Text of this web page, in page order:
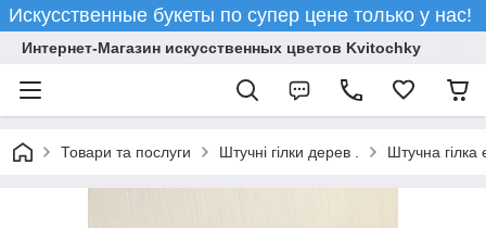
Искусственные букеты по супер цене только у нас!
Интернет-Магазин искусственных цветов Kvitochky
Товари та послуги Штучні гілки дерев . Штучна гілка